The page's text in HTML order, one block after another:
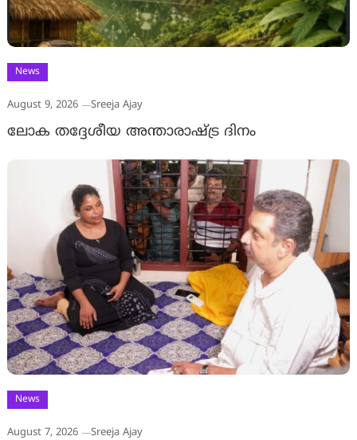
News
August 9, 2026 Sreeja Ajay
ലോക തദ്ദേശീയ അന്താരാഷ്ട്ര ദിനം
News
August 7, 2026 Sreeja Ajay